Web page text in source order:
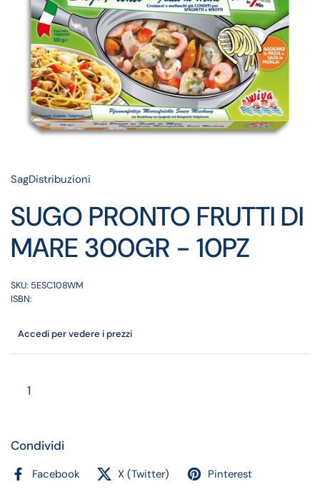
SagDistribuzioni
SUGO PRONTO FRUTTI DI
MARE 300GR - 10PZ
SKU: 5ESC108WM
ISBN:
Accedi per vedere i prezzi
Condividi
Facebook X (Twitter) Pinterest